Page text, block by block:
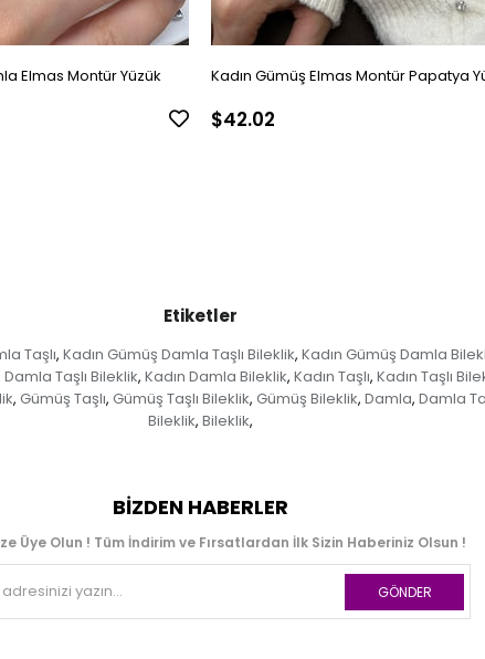
Elmas Montür Yüzük Kadın Gümüş Elmas Montür Papatya
$42.02
Etiketler
Taşlı, Kadın Gümüş Damla Taşlı Bileklik, Kadın Gümüş Damla
Damla Taşlı Bileklik, Kadın Damla Bileklik, Kadın Taşlı, Kadın Taşlı
, Gümüş Taşlı, Gümüş Taşlı Bileklik, Gümüş Bileklik, Damla, Damla
Bileklik, Bileklik,
BIZDEN HABERLER
Üye Olun ! Tüm İndirim ve Fırsatlardan İlk Sizin Haberiniz Olsun !
GÖNDER